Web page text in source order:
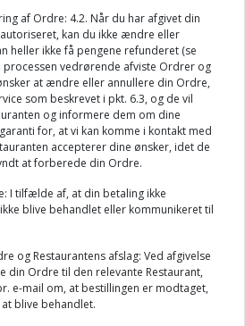
af Ordre: 4.2. Når du har afgivet din
kan du ikke ændre eller
heller ikke få pengene refunderet (se
processen vedrørende afviste Ordrer og
at ændre eller annullere din Ordre,
som beskrevet i pkt. 6.3, og de vil
og informere dem om dine
for, at vi kan komme i kontakt med
accepterer dine ønsker, idet de
at forberede din Ordre.
I tilfælde af, at din betaling ikke
blive behandlet eller kommunikeret til
og Restaurantens afslag: Ved afgivelse
din Ordre til den relevante Restaurant,
e-mail om, at bestillingen er modtaget,
blive behandlet.